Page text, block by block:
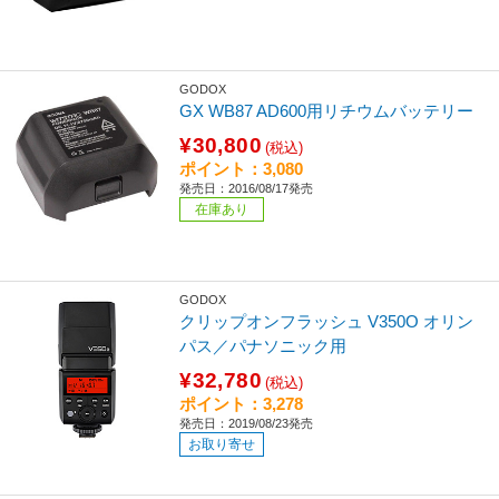
GODOX
GX WB87 AD600用リチウムバッテリー
¥30,800 (税込)
ポイント：3,080
発売日：2016/08/17発売
在庫あり
GODOX
クリップオンフラッシュ V350O オリン
パス／パナソニック用
¥32,780 (税込)
ポイント：3,278
発売日：2019/08/23発売
お取り寄せ